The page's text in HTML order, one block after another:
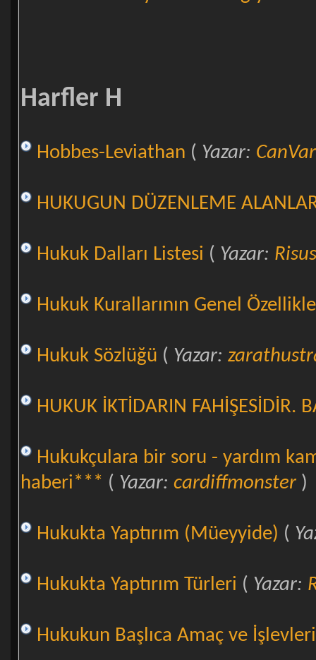
Harfler H
Hobbes-Leviathan ( Yazar:
HUKUGUN DÜZENLEME
Hukuk Dalları Listesi ( Yazar: Risus
Hukuk Kurallarının Genel
Hukuk Sözlüğü ( Yazar:
HUKUK İKTİDARIN FAHİŞESİDİR.
Hukukçulara bir soru - yardım
haberi*** ( Yazar: cardiffmonster)
Hukukta Yaptırım (Müeyyide) (
Hukukta Yaptırım Türleri ( Yazar:
Hukukun Başlıca Amaç ve İşlevleri